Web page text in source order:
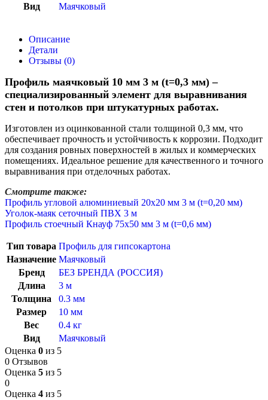
Вид
Маячковый
Описание
Детали
Отзывы (0)
Профиль маячковый 10 мм 3 м (t=0,3 мм) –
специализированный элемент для выравнивания
стен и потолков при штукатурных работах.
Изготовлен из оцинкованной стали толщиной 0,3 мм, что
обеспечивает прочность и устойчивость к коррозии. Подходит
для создания ровных поверхностей в жилых и коммерческих
помещениях. Идеальное решение для качественного и точного
выравнивания при отделочных работах.
Смотрите также:
Профиль угловой алюминиевый 20х20 мм 3 м (t=0,20 мм)
Уголок-маяк сеточный ПВХ 3 м
Профиль стоечный Кнауф 75х50 мм 3 м (t=0,6 мм)
Тип товара Профиль для гипсокартона
Назначение Маячковый
Бренд
БЕЗ БРЕНДА (РОССИЯ)
Длина
3 м
Толщина
0.3 мм
Размер
10 мм
Вес
0.4 кг
Вид
Маячковый
Оценка 0 из 5
0 Отзывов
Оценка 5 из 5
0
Оценка 4 из 5